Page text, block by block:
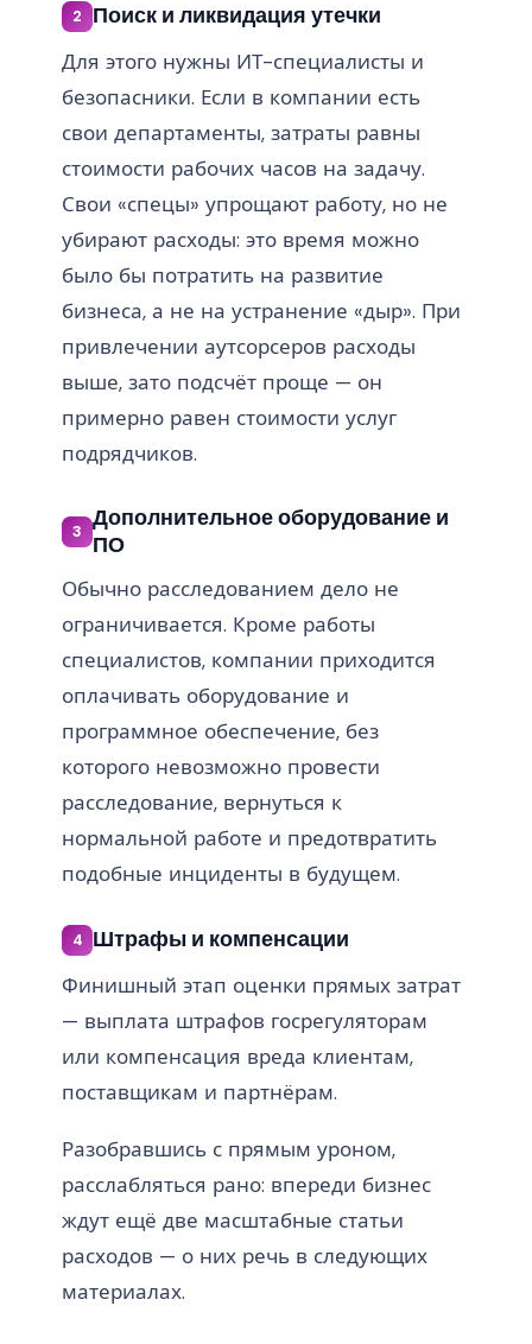
2 Поиск и ликвидация утечки
Для этого нужны ИТ-специалисты и
безопасники. Если в компании есть
свои департаменты, затраты равны
стоимости рабочих часов на задачу.
Свои «спецы» упрощают работу, но не
убирают расходы: это время можно
было бы потратить на развитие
бизнеса, а не на устранение «дыр». При
привлечении аутсорсеров расходы
выше, зато подсчёт проще — он
примерно равен стоимости услуг
подрядчиков.
3 Дополнительное оборудование и
ПО
Обычно расследованием дело не
ограничивается. Кроме работы
специалистов, компании приходится
оплачивать оборудование и
программное обеспечение, без
которого невозможно провести
расследование, вернуться к
нормальной работе и предотвратить
подобные инциденты в будущем.
4 Штрафы и компенсации
Финишный этап оценки прямых затрат
— выплата штрафов госрегуляторам
или компенсация вреда клиентам,
поставщикам и партнёрам.
Разобравшись с прямым уроном,
расслабляться рано: впереди бизнес
ждут ещё две масштабные статьи
расходов — о них речь в следующих
материалах.